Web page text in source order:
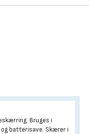
Bruges i
og batterisave. Skærer i